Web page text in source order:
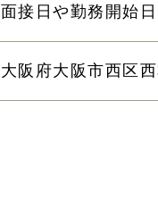
面接日や勤務開始
大阪府大阪市西区